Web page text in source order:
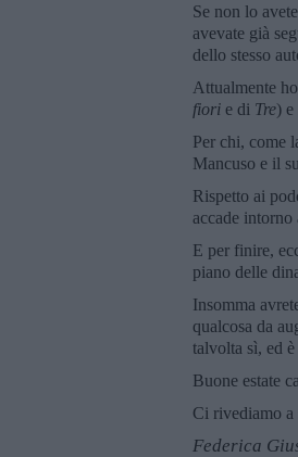
Se non lo
avevate già
dello stesso
Attualmente
fiori e di Tre)
Per chi, come
Mancuso e il
Rispetto ai
accade intorno
E per finire,
piano delle
Insomma
qualcosa da
talvolta sì, ed
Buone estate
Ci rivediamo a
Federica